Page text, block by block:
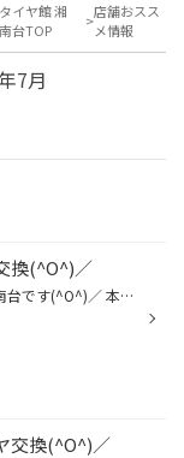
タイヤ館 湘
南台TOP
店舗おスス
メ情報
7月
換(^O^)／
こんにちはタイヤ館湘南台です(^O^)／ 本日はプリウスでタイヤ交換とアライメントの事例ですd(￣ ￣) 前回の交換から3年が経過して タイヤ交換の時期が近づいていたので 報告後、交換をさせて頂きました(^O^)／ 今回、交換して頂きましたタイヤは レグノですd(￣ ￣) 静粛性、乗り心地に優れたタイ...
交換(^O^)／